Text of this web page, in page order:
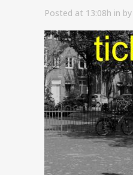
Posted at 13:08h in by